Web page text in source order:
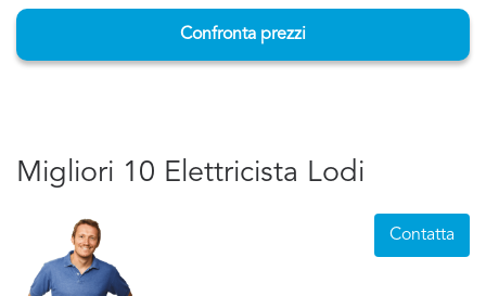
Confronta prezzi
Migliori 10 Elettricista Lodi
Contatta